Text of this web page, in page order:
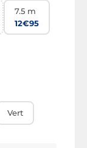
7.5 m
12€95
Vert